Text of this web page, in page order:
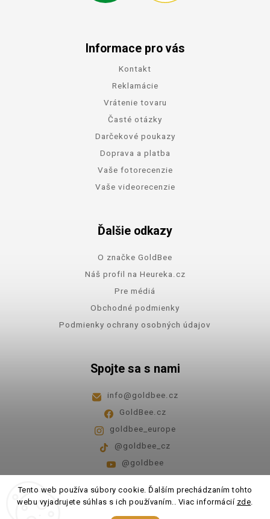
Tento web používa súbory cookie. Ďalším prechádzaním tohto
webu vyjadrujete súhlas s ich používaním.. Viac informácií zde.
Informace pro vás
Kontakt
Reklamácie
Vrátenie tovaru
Časté otázky
Darčekové poukazy
Doprava a platba
Vaše fotorecenzie
Vaše videorecenzie
Ďalšie odkazy
O značke GoldBee
Náš profil na Heureka.cz
Pre médiá
Obchodné podmienky
Podmienky ochrany osobných údajov
Spojte sa s nami
info@goldbee.cz
GoldBee.cz
goldbee_europe
@goldbee_cz
@goldbee
Pondelok - piatok 8:00-14:00